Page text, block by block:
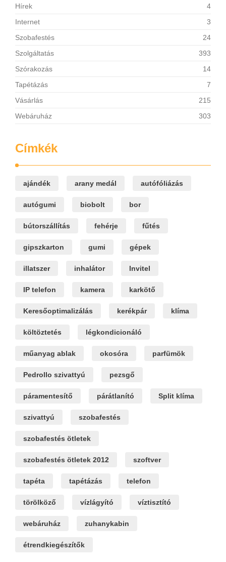
Hírek
4
Internet
3
Szobafestés
24
Szolgáltatás
393
Szórakozás
14
Tapétázás
7
Vásárlás
215
Webáruház
303
Címkék
ajándék arany medál autófóliázás
autógumi biobolt bor
bútorszállítás fehérje fűtés
gipszkarton gumi gépek
illatszer inhalátor Invitel
IP telefon kamera karkötő
Keresőoptimalizálás kerékpár klíma
költöztetés légkondicionáló
műanyag ablak okosóra parfümök
Pedrollo szivattyú pezsgő
páramentesítő párátlanító Split klíma
szivattyú szobafestés
szobafestés ötletek
szobafestés ötletek 2012 szoftver
tapéta tapétázás telefon
törölköző vízlágyító víztisztító
webáruház zuhanykabin
étrendkiegészítők